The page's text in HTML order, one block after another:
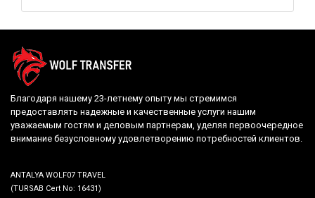
Благодаря нашему 23-летнему опыту мы стремимся
предоставлять надежные и качественные услуги нашим
уважаемым гостям и деловым партнерам, уделяя первоочередное
внимание безусловному удовлетворению потребностей клиентов.
ANTALYA WOLF07 TRAVEL
(TURSAB Cert No: 16431)